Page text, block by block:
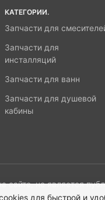
КАТЕГОРИИ.
Запчасти для
Запчасти для
инсталляций
Запчасти для ванн
Запчасти для душевой
кабины
сайте, не является
для быстрой и